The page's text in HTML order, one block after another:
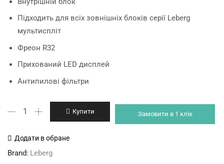
8'000 грн.
Підходить для всіх зовнішніх блоків серії Leberg
мультиспліт
Фреон R32
Прихований LED дисплей
Антипилові фільтри
Leberg
07LKM
Купити Замовити в 1 клік
Додати в обране
Brand: Leberg